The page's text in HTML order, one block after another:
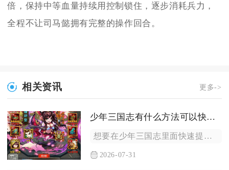
倍，保持中等血量持续用控制锁住，逐步消耗兵力，
全程不让司马懿拥有完整的操作回合。
相关资讯 更多->
少年三国志有什么方法可以快速提升等级
想要在少年三国志里面快速提升等级，核心手段就是合理消耗体力扫...
2026-07-31